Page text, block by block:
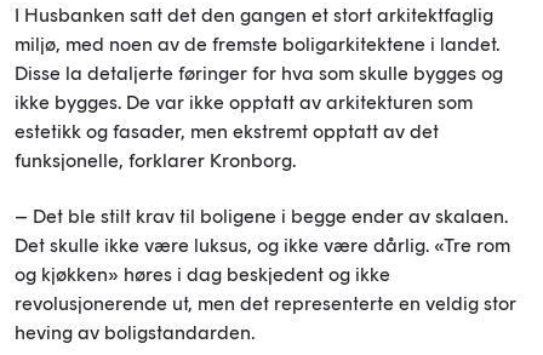
I Husbanken satt det den gangen et stort arkitektfaglig
miljø, med noen av de fremste boligarkitektene i landet.
Disse la detaljerte føringer for hva som skulle bygges og
ikke bygges. De var ikke opptatt av arkitekturen som
estetikk og fasader, men ekstremt opptatt av det
funksjonelle, forklarer Kronborg.
– Det ble stilt krav til boligene i begge ender av skalaen.
Det skulle ikke være luksus, og ikke være dårlig. «Tre rom
og kjøkken» høres i dag beskjedent og ikke
revolusjonerende ut, men det representerte en veldig stor
heving av boligstandarden.